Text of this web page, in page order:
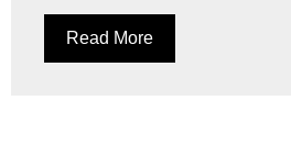
Read More